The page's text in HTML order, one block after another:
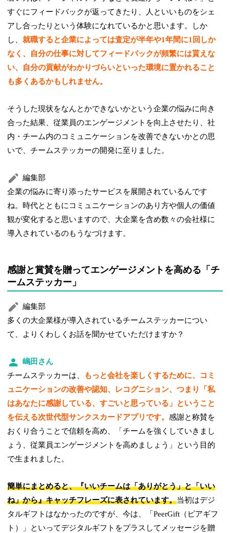
すぐにフィードバックが返ってきたり、人といいものをシェ
アし合ったりという体験になれているかと思います。しか
し、就職すると企業によっては査定が半年や1年間に1回しか
なく、自分の仕事に対してフィードバックが頻繁には貰えな
い、自分の貢献がわかりづらいといった環境に置かれること
も多くあるかもしれません。
そうした現状をなんとかできないかという企業の悩みに向き
合った結果、従業員のエンゲージメントを向上させたり、社
内・チーム内のコミュニケーションを改善できないかとの思
いで、チームステッカーの開発に至りました。
編集部
企業の悩みに寄り添ったサービスを展開されているんです
ね。時代とともにコミュニケーションのあり方や個人の価値
観が変化すると思いますので、大企業を含め数々の会社様に
導入されているのもうなづけます。
感謝と賞賛を贈ってエンゲージメントを高める「チ
ームステッカー」
編集部
多くの大企業様が導入されているチームステッカーについ
て、よりくわしくお話を聞かせていただけますか？
嶋田さん
チームステッカーは、
もっと会社を楽しくするために、コミ
ュニケーションの改善や認知、レコグニション、つまり「私
はあなたに感謝している、すごいと思っている」ということ
を伝える次世代型サンクスカードアプリです。感謝と称賛を
おくり合うことで信頼を高め、「チームを強くしていきまし
ょう、従業員エンゲージメントを高めましょう」という目的
で生まれました。
簡単にまとめると、『いいチームは「ありがとう」と「いい
ね」から』キャッチフレーズに表されています。当初はデジ
タルギフトはなかったのですが、今は、「PeerGift（ピアギフ
ト）」といってデジタルギフトをプラスしてメッセージを贈